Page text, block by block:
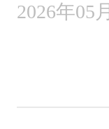
2026年05